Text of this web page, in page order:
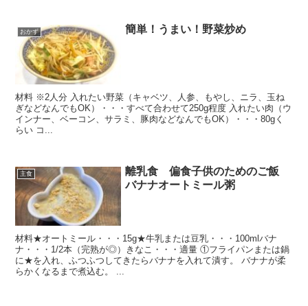
おかず 簡単！うまい！野菜炒め
材料 ※2人分 入れたい野菜（キャベツ、人参、もやし、ニラ、玉ね
ぎなどなんでもOK）・・・すべて合わせて250g程度 入れたい肉（ウ
インナー、ベーコン、サラミ、豚肉などなんでもOK）・・・80gく
らい コ...
主食
離乳食 偏食子供のためのご飯
バナナオートミール粥
材料★オートミール・・・15g★牛乳または豆乳・・・100mlバナ
ナ・・・1/2本（完熟が◎）きなこ・・・適量 ①フライパンまたは鍋
に★を入れ、ふつふつしてきたらバナナを入れて潰す。 バナナが柔
らかくなるまで煮込む。 ...